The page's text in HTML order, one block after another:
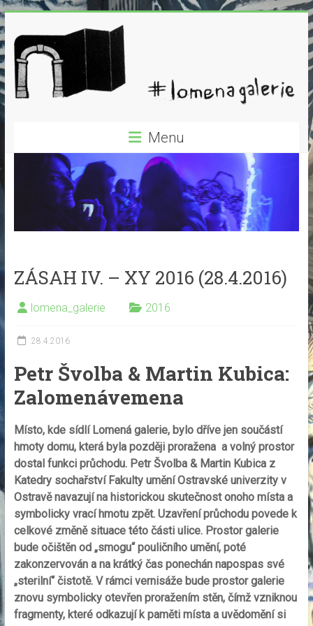
Skip
to
content
galerie
olomouc
Menu
ZÁSAH IV. – XY 2016 (28.4.2016)
lomena_galerie 2016
28.4.2016
Petr Švolba & Martin Kubica:
Zalomenávemena
Místo, kde sídlí Lomená galerie, bylo dříve jen součástí
hmoty domu, kterábyla později proražena a volnýprostor
dostal funkci průchodu. Petr Švolba & Martin Kubica z
Katedry sochařstvíFakulty uměníOstravskéuniverzity v
Ostravěnavazujína historickou skutečnost onoho místa a
symbolicky vracíhmotu zpět. Uzavřeníprůchodu povede k
celkovézměněsituace této části ulice. Prostor galerie
bude očištěn od „smogu“pouličního umění, poté
zakonzervován a na krátký čas ponechán napospas své
„sterilní“ čistotě. V rámci vernisáže bude prostor galerie
znovu symbolicky otevřen proražením stěn, čímžvzniknou
fragmenty, kteréodkazujík paměti místa a uvědoměnísi